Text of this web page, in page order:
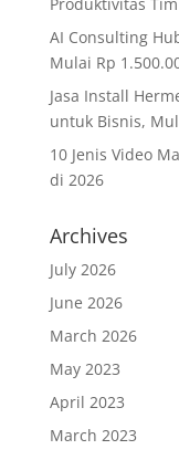
AI Consulting
Mulai Rp
Jasa Install
untuk Bisnis,
10 Jenis Video
di 2026
Archives
July 2026
June 2026
March 2026
May 2023
April 2023
March 2023